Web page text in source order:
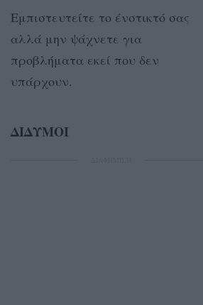
Εμπιστευτείτε το ένστικτό σας
αλλά μην ψάχνετε για
προβλήματα εκεί που δεν
υπάρχουν.
ΔΙΔΥΜΟΙ